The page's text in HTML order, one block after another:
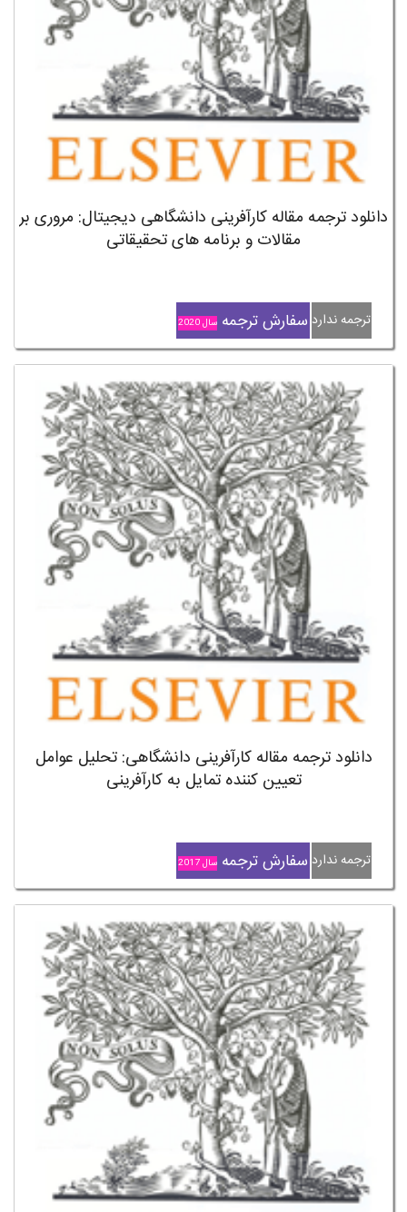
دانلود ترجمه مقاله کارآفرینی دانشگاهی دیجیتال: مروری بر
مقالات و برنامه های تحقیقاتی
ترجمه ندارد سفارش ترجمه سال 2020
دانلود ترجمه مقاله کارآفرینی دانشگاهی: تحلیل عوامل
تعیین کننده تمایل به کارآفرینی
ترجمه ندارد سفارش ترجمه سال 2017